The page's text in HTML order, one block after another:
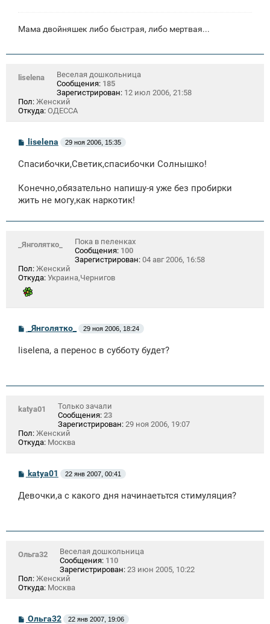
Мама двойняшек либо быстрая, либо мертвая...
liselena
Веселая дошкольница
Сообщения: 185
Зарегистрирован: 12 июл 2006, 21:58
Пол: Женский
Откуда: ОДЕССА
С
б
н
и
liselena 29 ноя 2006, 15:35
Спасибочки,Светик,спасибочки Солнышко!
Конечно,обязательно напишу-я уже без пробирки
жить не могу,как наркотик!
_Янголятко_
Пока в пеленках
Сообщения: 100
Зарегистрирован: 04 авг 2006, 16:58
Пол: Женский
Откуда: Украина,Чернигов
б
и
_Янголятко_ 29 ноя 2006, 18:24
liselena, а перенос в субботу будет?
katya01
Только зачали
Сообщения: 23
Зарегистрирован: 29 ноя 2006, 19:07
Пол: Женский
Откуда: Москва
С
б
и
katya01 22 янв 2007, 00:41
Девочки,а с какого дня начинаетьтся стимуляция?
Ольга32
Веселая дошкольница
Сообщения: 110
Зарегистрирован: 23 июн 2005, 10:22
Пол: Женский
Откуда: Москва
СОльга32 22 янв 2007, 19:06